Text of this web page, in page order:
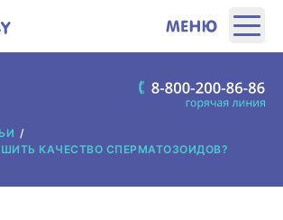
ИНСТРУМЕНТЫ
КАЧЕСТВО СПЕРМАТОЗОИДОВ?